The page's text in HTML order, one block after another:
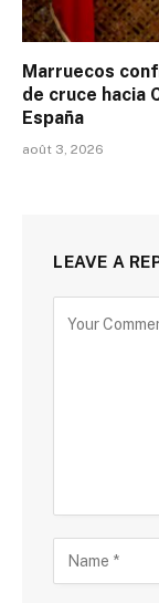
Marruecos
de cruce hacia
España
août 3, 2026
LEAVE A